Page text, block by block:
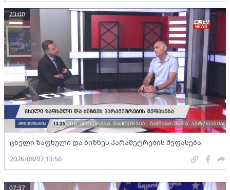
ცხელი ზაფხული და ბიზნეს პარამეტრების შეფასება
23:00
2026/08/07 13:56
07:37